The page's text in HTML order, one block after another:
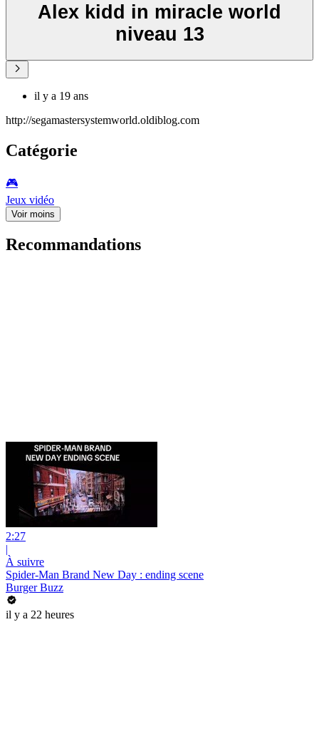
Alex kidd in miracle world
niveau 13
il y a 19 ans
http://segamastersystemworld.oldiblog.com
Catégorie
🎮️
Jeux vidéo
Voir moins
Recommandations
2:27
|
À suivre
Spider-Man Brand New Day : ending scene
Burger Buzz
il y a 22 heures